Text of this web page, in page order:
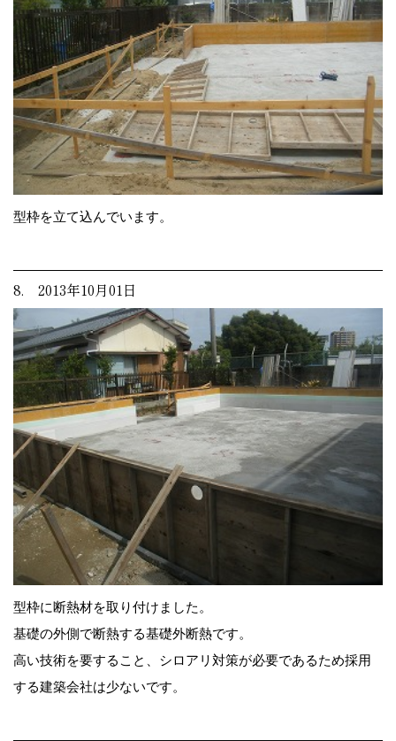
型枠を立て込んでいます。
8. 2013年10月01日
型枠に断熱材を取り付けました。
基礎の外側で断熱する基礎外断熱です。
高い技術を要すること、シロアリ対策が必要であるため採用
する建築会社は少ないです。